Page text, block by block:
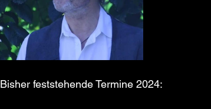
Bisher feststehende Termine 2024: